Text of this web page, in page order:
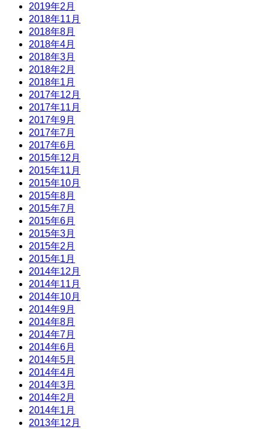
2019年2月
2018年11月
2018年8月
2018年4月
2018年3月
2018年2月
2018年1月
2017年12月
2017年11月
2017年9月
2017年7月
2017年6月
2015年12月
2015年11月
2015年10月
2015年8月
2015年7月
2015年6月
2015年3月
2015年2月
2015年1月
2014年12月
2014年11月
2014年10月
2014年9月
2014年8月
2014年7月
2014年6月
2014年5月
2014年4月
2014年3月
2014年2月
2014年1月
2013年12月